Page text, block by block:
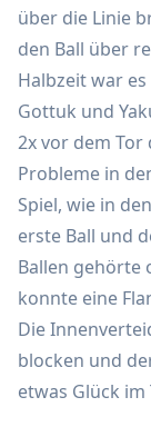
über die Linie
den Ball über
Halbzeit war es
Gottuk und
2x vor dem Tor
Probleme in
Spiel, wie in
erste Ball und
Ballen gehörte
konnte eine
Die
blocken und
etwas Glück im